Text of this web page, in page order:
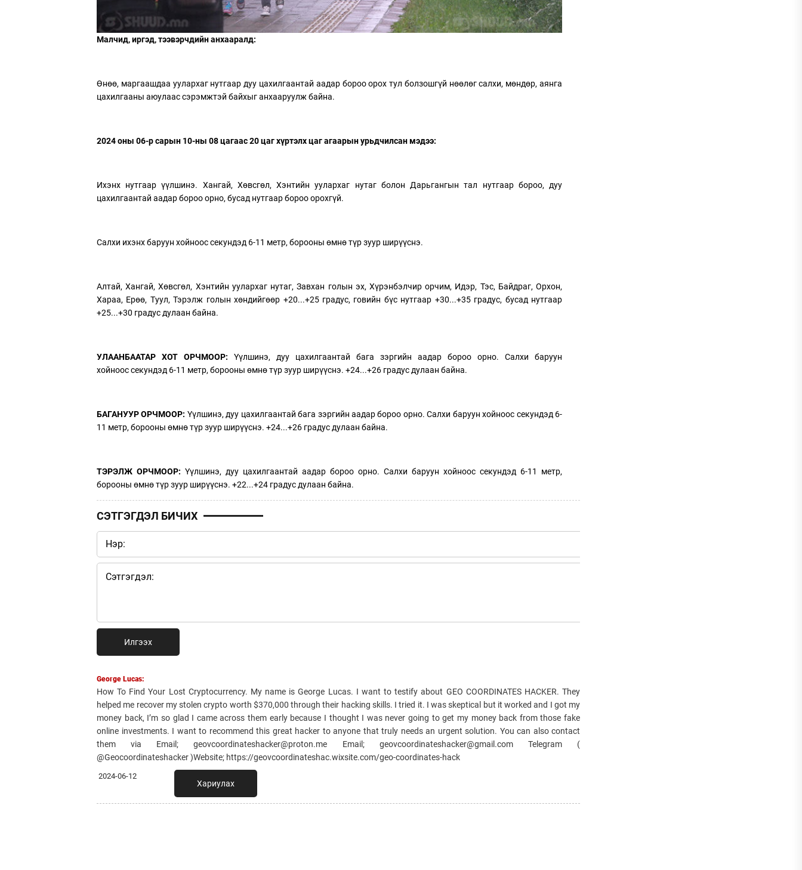
Малчид, иргэд, тээвэрчдийн анхааралд:
Өнөө, маргаашдаа уулархаг нутгаар дуу цахилгаантай аадар бороо орох тул болзошгүй нөөлөг салхи, мөндөр, аянга
цахилгааны аюулаас сэрэмжтэй байхыг анхааруулж байна.
2024 оны 06-р сарын 10-ны 08 цагаас 20 цаг хүртэлх цаг агаарын урьдчилсан мэдээ:
Ихэнх нутгаар үүлшинэ. Хангай, Хөвсгөл, Хэнтийн уулархаг нутаг болон Дарьгангын тал нутгаар бороо, дуу
цахилгаантай аадар бороо орно, бусад нутгаар бороо орохгүй.
Салхи ихэнх баруун хойноос секундэд 6-11 метр, борооны өмнө түр зуур ширүүснэ.
Алтай, Хангай, Хөвсгөл, Хэнтийн уулархаг нутаг, Завхан голын эх, Хүрэнбэлчир орчим, Идэр, Тэс, Байдраг, Орхон,
Хараа, Ерөө, Туул, Тэрэлж голын хөндийгөөр +20...+25 градус, говийн бүс нутгаар +30...+35 градус, бусад нутгаар
+25...+30 градус дулаан байна.
УЛААНБААТАР ХОТ ОРЧМООР: Үүлшинэ, дуу цахилгаантай бага зэргийн аадар бороо орно. Салхи баруун
хойноос секундэд 6-11 метр, борооны өмнө түр зуур ширүүснэ. +24...+26 градус дулаан байна.
БАГАНУУР ОРЧМООР: Үүлшинэ, дуу цахилгаантай бага зэргийн аадар бороо орно. Салхи баруун хойноос секундэд 6-
11 метр, борооны өмнө түр зуур ширүүснэ. +24...+26 градус дулаан байна.
ТЭРЭЛЖ ОРЧМООР: Үүлшинэ, дуу цахилгаантай аадар бороо орно. Салхи баруун хойноос секундэд 6-11 метр,
борооны өмнө түр зуур ширүүснэ. +22...+24 градус дулаан байна.
СЭТГЭГДЭЛ БИЧИХ
Илгээх
George Lucas:
How To Find Your Lost Cryptocurrency. My name is George Lucas. I want to testify about GEO COORDINATES HACKER. They
helped me recover my stolen crypto worth $370,000 through their hacking skills. I tried it. I was skeptical but it worked and I got my
money back, I’m so glad I came across them early because I thought I was never going to get my money back from those fake
online investments. I want to recommend this great hacker to anyone that truly needs an urgent solution. You can also contact
them via Email; geovcoordinateshacker@proton.me Email; geovcoordinateshacker@gmail.com Telegram (
@Geocoordinateshacker )Website; https://geovcoordinateshac.wixsite.com/geo-coordinates-hack
2024-06-12
Хариулах